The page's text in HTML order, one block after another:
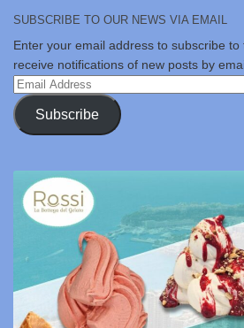
SUBSCRIBE TO OUR NEWS VIA EMAIL
Enter your email address to subscribe
receive notifications of new posts by
Email
Address
Subscribe